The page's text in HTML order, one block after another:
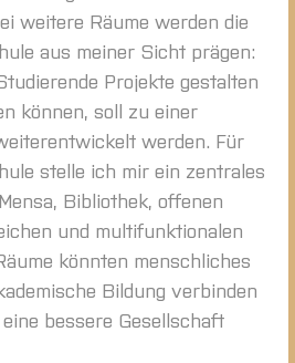
weitere Räume werden die
aus meiner Sicht prägen:
Projekte gestalten
können, soll zu einer
werden. Für
stelle ich mir ein zentrales
Bibliothek, offenen
und multifunktionalen
könnten menschliches
Bildung verbinden
bessere Gesellschaft